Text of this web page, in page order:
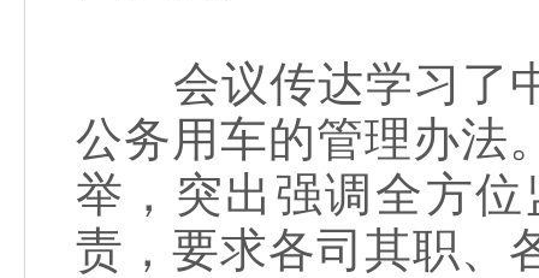
会议传达学习了中
公务用车的管理办法
举，突出强调全方
责，要求各司其职、